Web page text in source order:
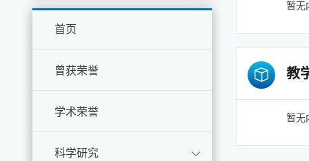
首页
曾获荣誉
学术荣誉
科学研究
暂无
教
暂无